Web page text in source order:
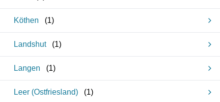
Köthen (1)
Landshut (1)
Langen (1)
Leer (Ostfriesland) (1)